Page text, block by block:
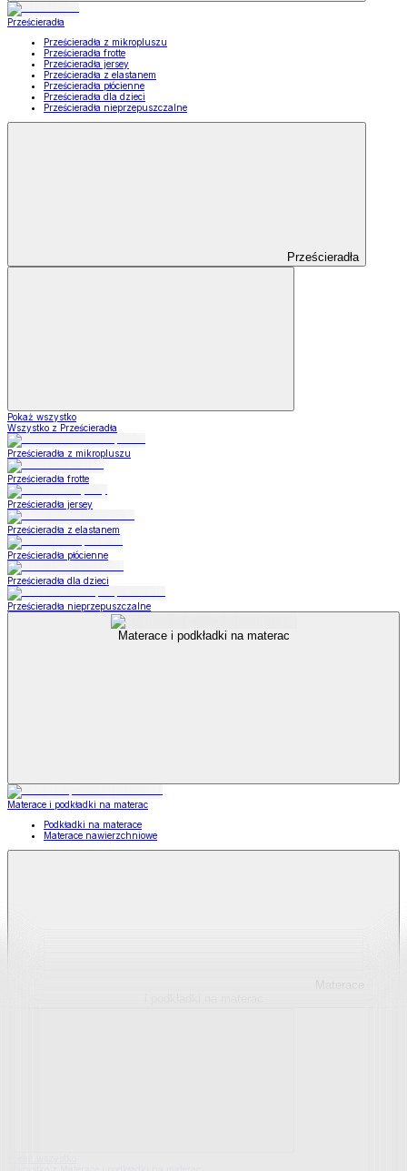
Prześcieradła
Prześcieradła z mikropluszu
Prześcieradła frotte
Prześcieradła jersey
Prześcieradła z elastanem
Prześcieradła płócienne
Prześcieradła dla dzieci
Prześcieradła nieprzepuszczalne
Prześcieradła
Pokaż wszystko
Wszystko z Prześcieradła
Prześcieradła z mikropluszu
Prześcieradła frotte
Prześcieradła jersey
Prześcieradła z elastanem
Prześcieradła płócienne
Prześcieradła dla dzieci
Prześcieradła nieprzepuszczalne
Materace i podkładki na materac
Materace i podkładki na materac
Podkładki na materace
Materace nawierzchniowe